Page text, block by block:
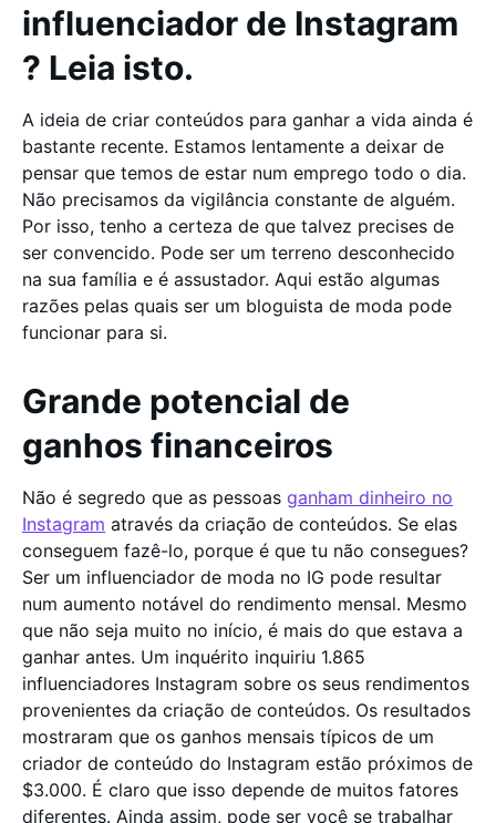
influenciador de Instagram
? Leia isto.
A ideia de criar conteúdos para ganhar a vida ainda é
bastante recente. Estamos lentamente a deixar de
pensar que temos de estar num emprego todo o dia.
Não precisamos da vigilância constante de alguém.
Por isso, tenho a certeza de que talvez precises de
ser convencido. Pode ser um terreno desconhecido
na sua família e é assustador. Aqui estão algumas
razões pelas quais ser um bloguista de moda pode
funcionar para si.
Grande potencial de
ganhos financeiros
Não é segredo que as pessoas ganham dinheiro no
Instagram através da criação de conteúdos. Se elas
conseguem fazê-lo, porque é que tu não consegues?
Ser um influenciador de moda no IG pode resultar
num aumento notável do rendimento mensal. Mesmo
que não seja muito no início, é mais do que estava a
ganhar antes. Um inquérito inquiriu 1.865
influenciadores Instagram sobre os seus rendimentos
provenientes da criação de conteúdos. Os resultados
mostraram que os ganhos mensais típicos de um
criador de conteúdo do Instagram estão próximos de
$3.000. É claro que isso depende de muitos fatores
diferentes. Ainda assim, pode ser você se trabalhar